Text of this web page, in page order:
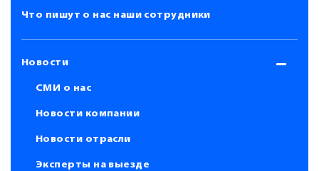
Что пишут о нас наши сотрудники
Новости
СМИ о нас
Новости компании
Новости отрасли
Эксперты на выезде